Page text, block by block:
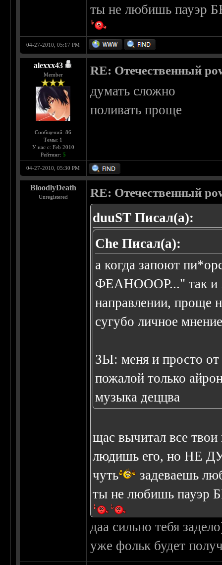
ты не любишь
04-27-2010, 05:17 PM
alexxx43
Member
Сообщений: 86
Темы: 1
У нас с: Feb 2010
Рейтинг: 5
RE: Отечественный
думать сложно
поливать проще
04-27-2010, 05:30 PM
BloodlyDeath
Unregistered RE: Отечественный
duuST Писал(а):
Che Писал(а):
а когда запоют
ФЕАНОООР..." так и
направлении, проще
сугубо личное
ЗЫ: меня и просто от
пожалой только
музыка деццва
щас вычитал все
людишь его, но НЕ
чуть
задеваешь
ты не любишь
даа сильно тебя
уже фольк будет